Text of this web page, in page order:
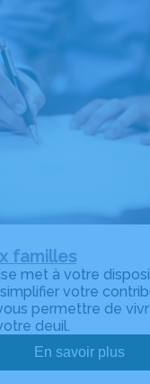
familles
met à votre
votre
permettre de
deuil.
En savoir plus